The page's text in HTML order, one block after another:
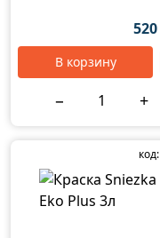
520
В корзину
− +
код: